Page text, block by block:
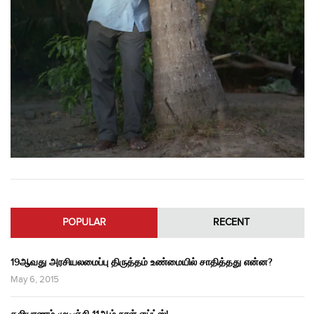
POPULAR RECENT
19ஆவது அரசியலமைப்பு திருத்தம் உண்மையில் சாதித்தது என்ன?
May 6, 2015